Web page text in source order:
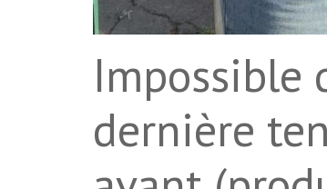
Impossible
dernière